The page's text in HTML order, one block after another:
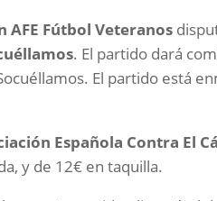
AFE Fútbol Veteranos
. El partido dará
El partido está
Española Contra El
y de 12€ en taquilla.